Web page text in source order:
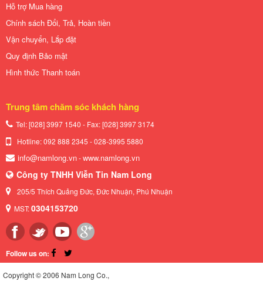
Hỗ trợ Mua hàng
Chính sách Đổi, Trả, Hoàn tiền
Vận chuyển, Lắp đặt
Quy định Bảo mật
Hình thức Thanh toán
Trung tâm chăm sóc khách hàng
Tel: [028] 3997 1540 - Fax: [028]3997 3174
Hotline: 092 888 2345 - 028-3995 5880
info@namlong.vn-www.namlong.vn
Công ty TNHH Viễn Tin Nam Long
205/5 Thích Quảng Đức, Đức Nhuận, Phú Nhuận
MST:0304153720
Follow us on:
Copyright © 2006 Nam Long Co.,